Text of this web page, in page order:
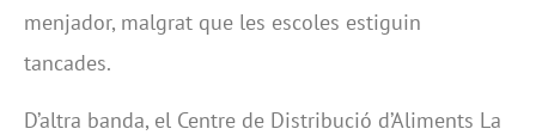
menjador, malgrat que les escoles estiguin
tancades.
D’altra banda, el Centre de Distribució d’Aliments La